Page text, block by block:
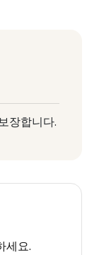
장합니다.
세요.